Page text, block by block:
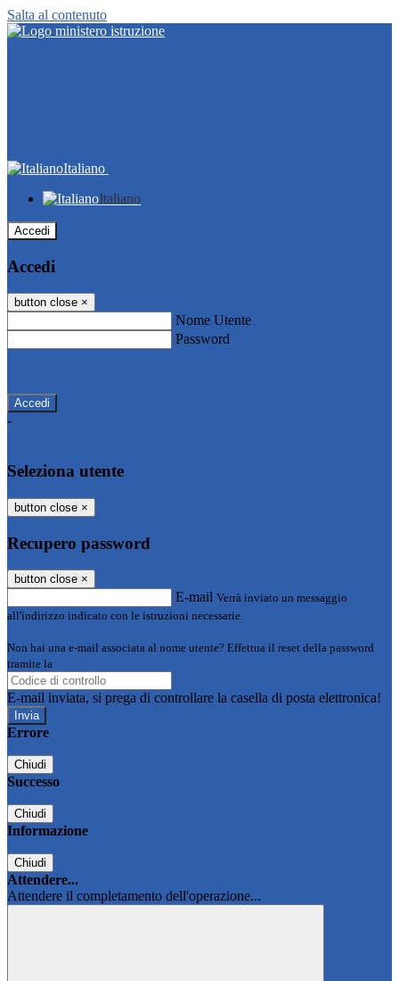
Salta al contenuto
Italiano
Italiano
Accedi
Accedi
button close ×
Nome Utente
Password
-
Seleziona utente
button close ×
Recupero password
button close ×
E-mail Verrà inviato un messaggio
all'indirizzo indicato con le istruzioni necessarie.
Non hai una e-mail associata al nome utente? Effettua il reset della password
tramite la
E-mail inviata, si prega di controllare la casella di posta elettronica!
Errore
Chiudi
Successo
Chiudi
Informazione
Chiudi
Attendere...
Attendere il completamento dell'operazione...